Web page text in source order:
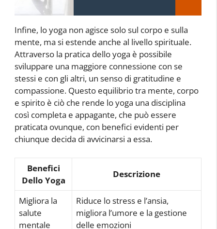
Infine, lo yoga non agisce solo sul corpo e sulla
mente, ma si estende anche al livello spirituale.
Attraverso la pratica dello yoga è possibile
sviluppare una maggiore connessione con se
stessi e con gli altri, un senso di gratitudine e
compassione. Questo equilibrio tra mente, corpo
e spirito è ciò che rende lo yoga una disciplina
così completa e appagante, che può essere
praticata ovunque, con benefici evidenti per
chiunque decida di avvicinarsi a essa.
Benefici
Dello Yoga
Descrizione
Migliora la
salute
mentale
Riduce lo stress e l’ansia,
migliora l’umore e la gestione
delle emozioni